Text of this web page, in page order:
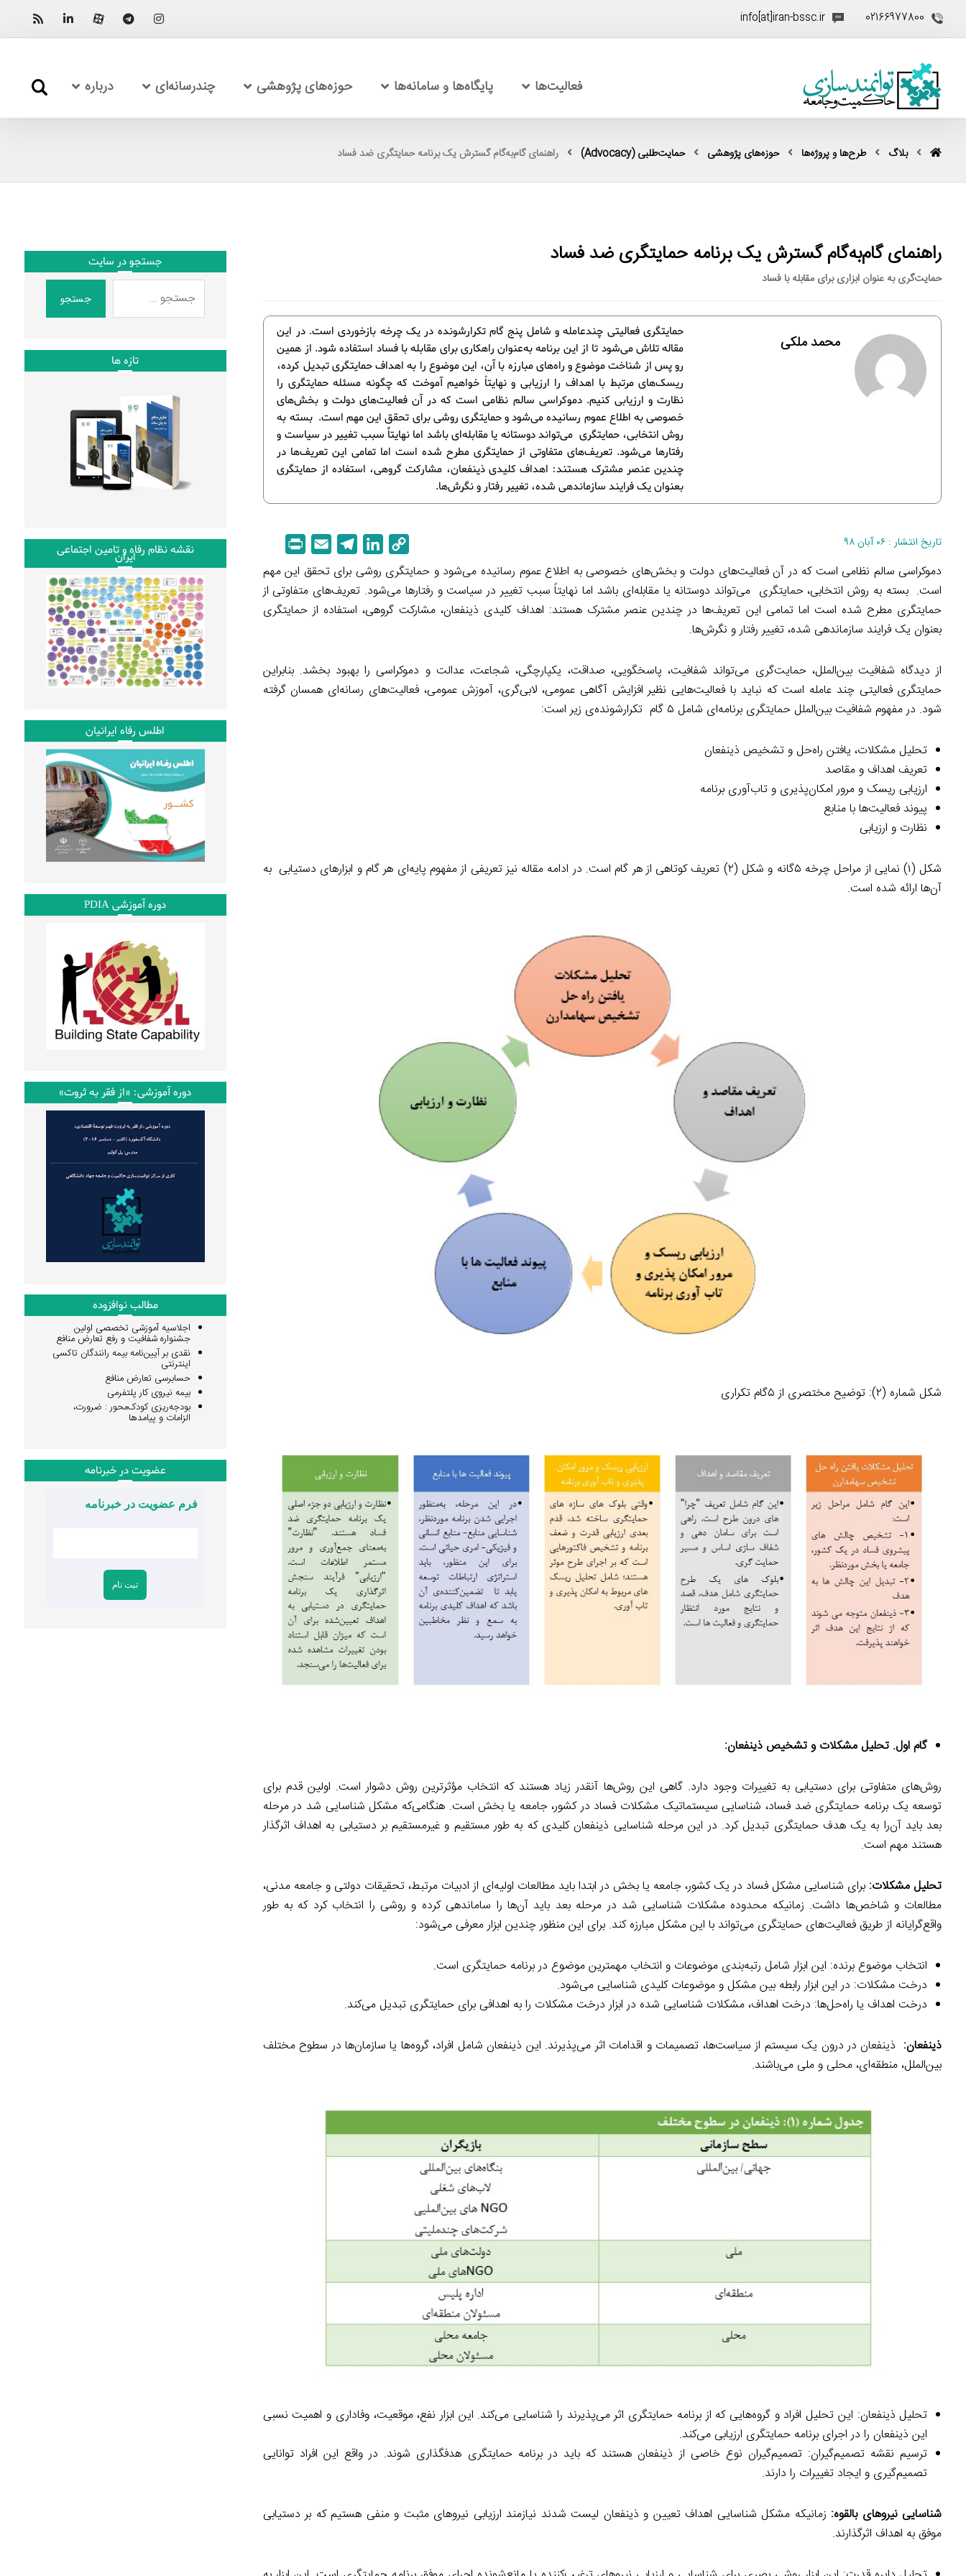
02166977800
info[at]iran-bssc.ir
فعالیت‌ها پایگاه‌ها و سامانه‌ها حوزه‌های پژوهشی چندرسانه‌ای درباره
بلاگ طرح‌ها و پروژه‌ها حوزه‌های پژوهشی حمایت‌طلبی (Advocacy) راهنمای گام‌به‌گام گسترش یک برنامه حمایتگری ضد فساد
راهنمای گام‌به‌گام گسترش یک برنامه حمایتگری ضد فساد
حمایت‌گری به عنوان ابزاری برای مقابله با فساد
حمایتگری فعالیتی چندعامله و شامل پنج گام تکرارشونده در یک چرخه بازخوردی است. در این
مقاله تلاش می‌شود تا از این برنامه به‌عنوان راهکاری برای مقابله با فساد استفاده شود. از همین
رو پس از شناخت موضوع و راه‌های مبارزه با آن، این موضوع را به اهداف حمایتگری تبدیل کرده،
ریسک‌های مرتبط با اهداف را ارزیابی و نهایتاْ خواهیم آموخت که چگونه مسئله حمایتگری را
نظارت و ارزیابی کنیم. دموکراسی سالم نظامی است که در آن فعالیت‌های دولت و بخش‌های
خصوصی به اطلاع عموم رسانیده می‌شود و حمایتگری روشی برای تحقق این مهم است. بسته به
روش انتخابی، حمایتگری می‌تواند دوستانه یا مقابله‌ای باشد اما نهایتاً سبب تغییر در سیاست و
رفتارها می‌شود. تعریف‌های متفاوتی از حمایتگری مطرح شده است اما تمامی این تعریف‌ها در
چندین عنصر مشترک هستند: اهداف کلیدی ذینفعان، مشارکت گروهی، استفاده از حمایتگری
بعنوان یک فرایند سازماندهی شده، تغییر رفتار و نگرش‌ها.
محمد ملکی
تاریخ انتشار : ۰۶ آبان ۹۸
p
y
k
n
n
l
e
m
m
a
i
n
دموکراسی سالم نظامی است که در آن فعالیت‌های دولت و بخش‌های خصوصی به اطلاع عموم رسانیده می‌شود و حمایتگری روشی برای تحقق این مهم
است. بسته به روش انتخابی، حمایتگری می‌تواند دوستانه یا مقابله‌ای باشد اما نهایتاً سبب تغییر در سیاست و رفتارها می‌شود. تعریف‌های متفاوتی از
حمایتگری مطرح شده است اما تمامی این تعریف‌ها در چندین عنصر مشترک هستند: اهداف کلیدی ذینفعان، مشارکت گروهی، استفاده از حمایتگری
بعنوان یک فرایند سازماندهی شده، تغییر رفتار و نگرش‌ها.
از دیدگاه شفافیت بین‌الملل، حمایت‌گری می‌تواند شفافیت، پاسخگویی، صداقت، یکپارچگی، شجاعت، عدالت و دموکراسی را بهبود بخشد. بنابراین
حمایتگری فعالیتی چند عامله است که نباید با فعالیت‌هایی نظیر افزایش آگاهی عمومی، لابی‌گری، آموزش عمومی، فعالیت‌های رسانه‌ای همسان گرفته
شود. در مفهوم شفافیت بین‌الملل حمایتگری برنامه‌ای شامل ۵ گام تکرارشونده‌ی زیر است:
تحلیل مشکلات، یافتن راه‌حل و تشخیص ذینفعان
تعریف اهداف و مقاصد
ارزیابی ریسک و مرور امکان‌پذیری و تاب‌آوری برنامه
پیوند فعالیت‌ها با منابع
نظارت و ارزیابی
شکل (۱) نمایی از مراحل چرخه ۵گانه و شکل (۲) تعریف کوتاهی از هر گام است. در ادامه مقاله نیز تعریفی از مفهوم پایه‌ای هر گام و ابزارهای دستیابی به
آن‌ها ارائه شده است.
شکل شماره (۲): توضیح مختصری از ۵گام تکراری
گام اول. تحلیل مشکلات و تشخیص ذینفعان:
روش‌های متفاوتی برای دستیابی به تغییرات وجود دارد. گاهی این روش‌ها آنقدر زیاد هستند که انتخاب مؤثرترین روش دشوار است. اولین قدم برای
توسعه یک برنامه حمایتگری ضد فساد، شناسایی سیستماتیک مشکلات فساد در کشور، جامعه یا بخش است. هنگامی‌که مشکل شناسایی شد در مرحله
بعد باید آن‌را به یک هدف حمایتگری تبدیل کرد. در این مرحله شناسایی ذینفعان کلیدی که به طور مستقیم و غیرمستقیم بر دستیابی به اهداف اثرگذار
هستند مهم است.
تحلیل مشکلات: برای شناسایی مشکل فساد در یک کشور، جامعه یا بخش در ابتدا باید مطالعات اولیه‌ای از ادبیات مرتبط، تحقیقات دولتی و جامعه مدنی،
مطالعات و شاخص‌ها داشت. زمانیکه محدوده مشکلات شناسایی شد در مرحله بعد باید آن‌ها را ساماندهی کرده و روشی را انتخاب کرد که به طور
واقع‌گرایانه از طریق فعالیت‌های حمایتگری می‌تواند با این مشکل مبارزه کند. برای این منظور چندین ابزار معرفی می‌شود:
انتخاب موضوع برنده: این ابزار شامل رتبه‌بندی موضوعات و انتخاب مهمترین موضوع در برنامه حمایتگری است.
درخت مشکلات: در این ابزار رابطه بین مشکل و موضوعات کلیدی شناسایی می‌شود.
درخت اهداف یا راه‌حل‌ها: درخت اهداف، مشکلات شناسایی شده در ابزار درخت مشکلات را به اهدافی برای حمایتگری تبدیل می‌کند.
ذینفعان: ذینفعان در درون یک سیستم از سیاست‌ها، تصمیمات و اقدامات اثر می‌پذیرند. این ذینفعان شامل افراد، گروه‌ها یا سازمان‌ها در سطوح مختلف
بین‌الملل، منطقه‌ای، محلی و ملی می‌باشند.
تحلیل ذینفعان: این تحلیل افراد و گروه‌هایی که از برنامه حمایتگری اثر می‌پذیرند را شناسایی می‌کند. این ابزار نفع، موقعیت، وفاداری و اهمیت نسبی
این ذینفعان را در اجرای برنامه حمایتگری ارزیابی می‌کند.
ترسیم نقشه تصمیم‌گیران: تصمیم‌گیران نوع خاصی از ذینفعان هستند که باید در برنامه حمایتگری هدفگذاری شوند. در واقع این افراد توانایی
تصمیم‌گیری و ایجاد تغییرات را دارند.
شناسایی نیروهای بالقوه: زمانیکه مشکل شناسایی اهداف تعیین و ذینفعان لیست شدند نیازمند ارزیابی نیروهای مثبت و منفی هستیم که بر دستیابی
موفق به اهداف اثرگذارند.
جستجو در سایت
جستجو
تازه ها
نقشه نظام رفاه و تامین اجتماعی
ایران
اطلس رفاه ایرانیان
دوره آموزشی PDIA
دوره آموزشی: «از فقر به ثروت»
مطالب نوافزوده
اجلاسیه آموزشی تخصصی اولین
جشنواره شفافیت و رفع تعارض منافع
نقدی بر آیین‌نامه بیمه رانندگان تاکسی
اینترنتی
حسابرسی تعارض منافع
بیمه نیروی کار پلتفرمی
بودجه‌ریزی کودک‌محور : ضرورت،
الزامات و پیامدها
عضویت در خبرنامه
فرم عضویت در خبرنامه